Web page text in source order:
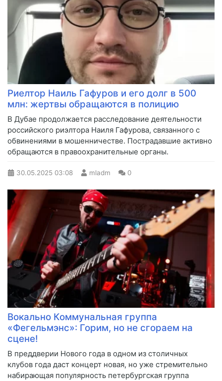
Риелтор Наиль Гафуров и его долг в 500
млн: жертвы обращаются в полицию
В Дубае продолжается расследование деятельности
российского риэлтора Наиля Гафурова, связанного с
обвинениями в мошенничестве. Пострадавшие активно
обращаются в правоохранительные органы.
30.05.2025 03:08 mladm 0
Вокально Коммунальная группа
«Фегельмэнс»: Горим, но не сгораем на
сцене!
В преддверии Нового года в одном из столичных
клубов года даст концерт новая, но уже стремительно
набирающая популярность петербургская группа